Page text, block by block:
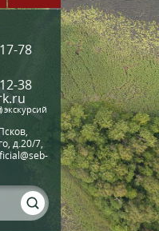
78
38
д.20/7,